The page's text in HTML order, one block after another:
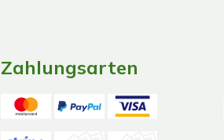
Zahlungsarten